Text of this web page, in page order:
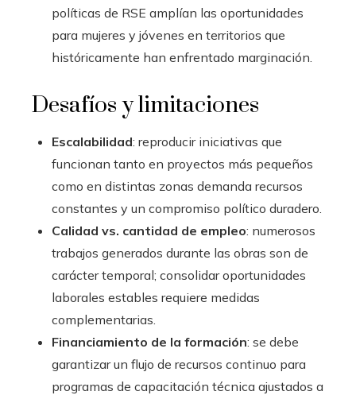
políticas de RSE amplían las oportunidades
para mujeres y jóvenes en territorios que
históricamente han enfrentado marginación.
Desafíos y limitaciones
Escalabilidad: reproducir iniciativas que
funcionan tanto en proyectos más pequeños
como en distintas zonas demanda recursos
constantes y un compromiso político duradero.
Calidad vs. cantidad de empleo: numerosos
trabajos generados durante las obras son de
carácter temporal; consolidar oportunidades
laborales estables requiere medidas
complementarias.
Financiamiento de la formación: se debe
garantizar un flujo de recursos continuo para
programas de capacitación técnica ajustados a